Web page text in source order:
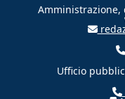
Amministrazione,
Ufficio